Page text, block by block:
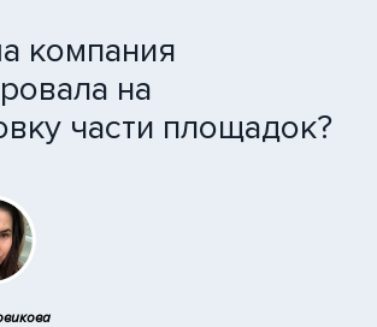
компания
на
части площадок?